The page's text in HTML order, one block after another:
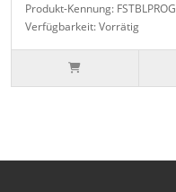
Produkt-Kennung: FSTBLPROG
Verfügbarkeit: Vorrätig